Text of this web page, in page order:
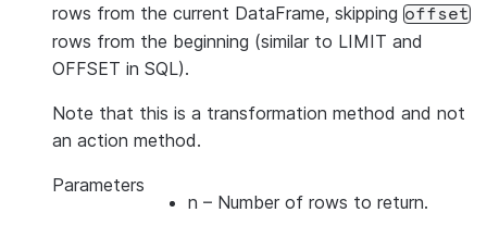
rows from the current DataFrame, skipping offset
rows from the beginning (similar to LIMIT and
OFFSET in SQL).
Note that this is a transformation method and not
an action method.
Parameters
n – Number of rows to return.